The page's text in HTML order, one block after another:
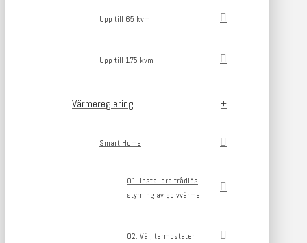
Upp till 65 kvm
Upp till 175 kvm
Värmereglering
Smart Home
01. Installera trådlös
styrning av golvvärme
02. Välj termostater